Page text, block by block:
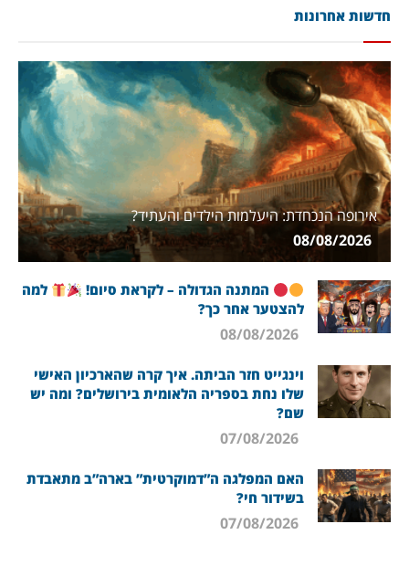
חדשות אחרונות
אירופה הנכחדת: היעלמות הילדים והעתיד?
המתנה הגדולה – לקראת סיום!
למה
להצטער אחר כך?
וינגייט חזר הביתה. איך קרה שהארכיון האישי
שלו נחת בספריה הלאומית בירושלים? ומה יש
שם?
האם המפלגה ה”דמוקרטית” בארה”ב מתאבדת
בשידור חי?